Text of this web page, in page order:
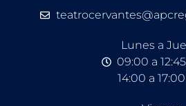
Lunes a
09:00 a
14:00 a